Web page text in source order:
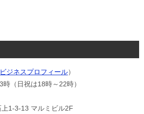
ジネスプロフィール）
（日祝は18時～22時）
1-3-13 マルミビル2F